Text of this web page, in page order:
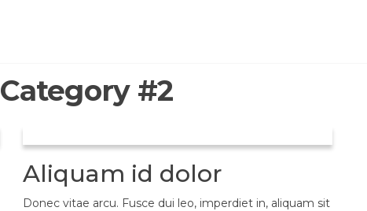
Category #2
Aliquam id dolor
Donec vitae arcu. Fusce dui leo, imperdiet in, aliquam sit